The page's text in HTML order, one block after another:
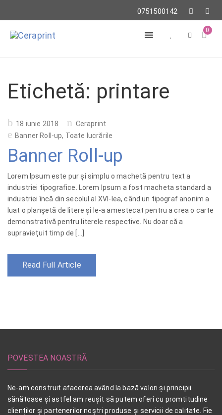
0751500142
0
Etichetă: printare
Posted
on
18 iunie 2018
Ceraprint
Banner Roll-up, Toate lucrările
Banner Roll-up
Lorem Ipsum este pur şi simplu o machetă pentru text a
industriei tipografice. Lorem Ipsum a fost macheta standard a
industriei încă din secolul al XVI-lea, când un tipograf anonim a
luat o planşetă de litere şi le-a amestecat pentru a crea o carte
demonstrativă pentru literele respective. Nu doar că a
supravieţuit timp de […]
Read Full Article
POVESTEA NOASTRĂ
Ne-am construit afacerea având la bază valori și principii
sănătoase și astfel am reușit să putem oferi cu promtitudine
clienților și partenerilor noștri produse și servicii de calitate. Fie